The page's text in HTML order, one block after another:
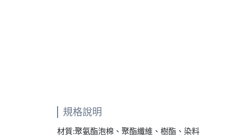
規格說明
材質:聚氨酯泡棉、聚酯纖維、樹酯、染料